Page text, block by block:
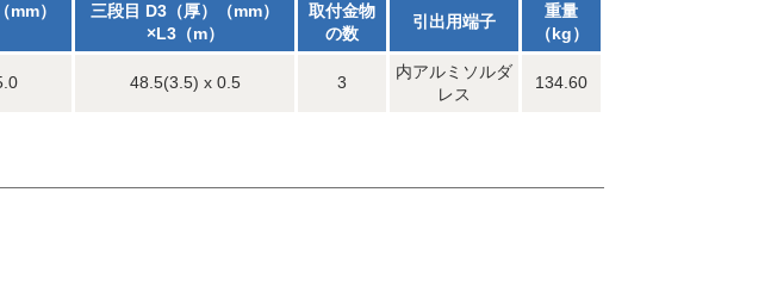
mm）
三段目 D3（厚）（mm）
×L3（m）
取付金物
の数
引出用端子
重量
（kg）
48.5(3.5) x 0.5 3
内アルミソルダ
レス
134.60